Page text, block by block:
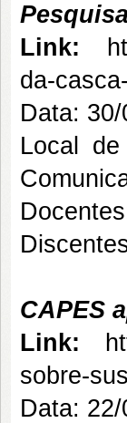
Link:
da-
Data:
Local
CAPES
Link:
sobre-
Data: